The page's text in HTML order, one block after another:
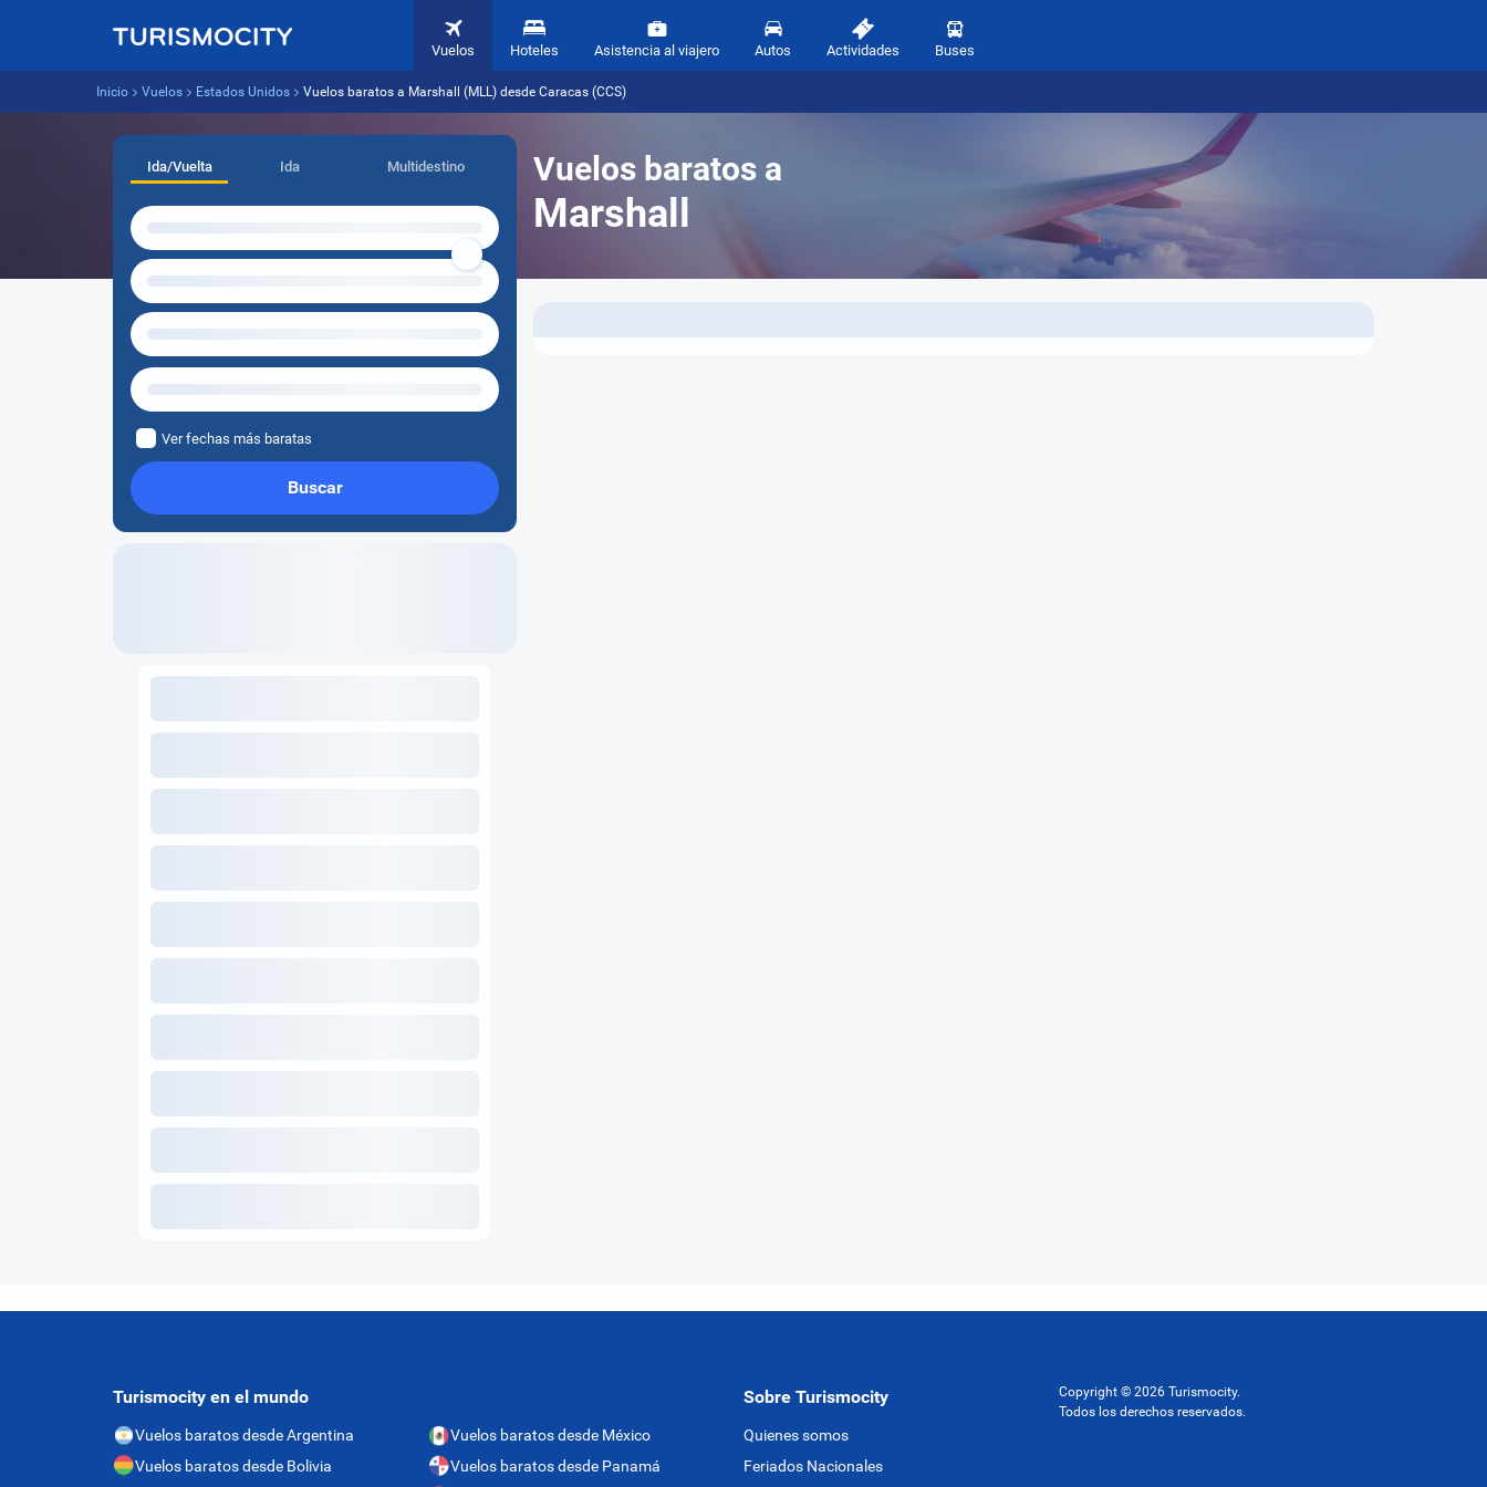
Vuelos Hoteles Asistencia al viajero Autos Actividades Buses
Inicio Vuelos Estados Unidos Vuelos baratos a Marshall (MLL) desde Caracas (CCS)
Vuelos baratos a
Marshall
Ida/Vuelta Ida Multidestino
Ver fechas más baratas
Buscar
Turismocity en el mundo
Vuelos baratos desde Argentina
Vuelos baratos desde Bolivia
Vuelos baratos desde México
Vuelos baratos desde Panamá
Sobre Turismocity
Quienes somos
Feriados Nacionales
Copyright © 2026 Turismocity.
Todos los derechos reservados.